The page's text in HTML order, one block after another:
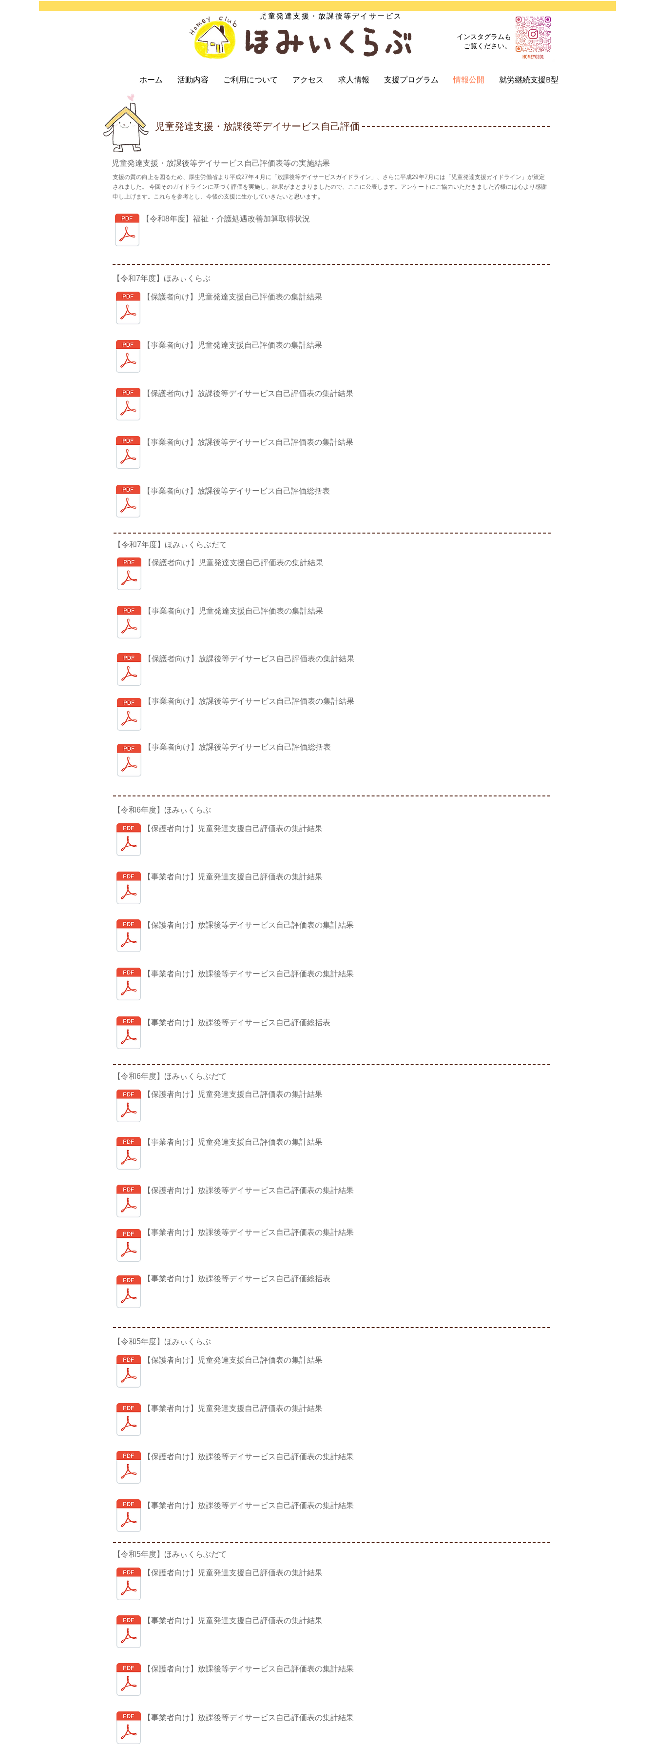
児童発達支援・放課後等デイサービス
インスタグラムも
ご覧ください。
ホーム 活動内容 ご利用について アクセス 求人情報 支援プログラム 情報公開 就労継続支援B型
児童発達支援・放課後等デイサービス自己評価
児童発達支援・放課後等デイサービス自己評価表等の実施結果
支援の質の向上を図るため、厚生労働省より平成27年４月に「放課後等デイサービスガイドライン」、さらに平成29年7月には「児童発達支援ガイドライン」が策定
されました。 今回そのガイドラインに基づく評価を実施し、結果がまとまりましたので、ここに公表します。アンケートにご協力いただきました皆様には心より感謝
申し上げます。これらを参考とし、今後の支援に生かしていきたいと思います 。
【令和8年度】福祉・介護処遇改善加算取得状況
【令和7年度】ほみぃくらぶ
【保護者向け】児童発達支援自己評価表の集計結果
【事業者向け】児童発達支援自己評価表の集計結果
【保護者向け】放課後等デイサービス自己評価表の集計結果
【事業者向け】放課後等デイサービス自己評価表の集計結果
【事業者向け】放課後等デイサービス自己評価総括表
【令和7年度】ほみぃくらぶだて
【保護者向け】児童発達支援自己評価表の集計結果
【事業者向け】児童発達支援自己評価表の集計結果
【保護者向け】放課後等デイサービス自己評価表の集計結果
【事業者向け】放課後等デイサービス自己評価表の集計結果
【事業者向け】放課後等デイサービス自己評価総括表
【令和6年度】ほみぃくらぶ
【保護者向け】児童発達支援自己評価表の集計結果
【事業者向け】児童発達支援自己評価表の集計結果
【保護者向け】放課後等デイサービス自己評価表の集計結果
【事業者向け】放課後等デイサービス自己評価表の集計結果
【事業者向け】放課後等デイサービス自己評価総括表
【令和6年度】ほみぃくらぶだて
【保護者向け】児童発達支援自己評価表の集計結果
【事業者向け】児童発達支援自己評価表の集計結果
【保護者向け】放課後等デイサービス自己評価表の集計結果
【事業者向け】放課後等デイサービス自己評価表の集計結果
【事業者向け】放課後等デイサービス自己評価総括表
【令和5年度】ほみぃくらぶ
【保護者向け】児童発達支援自己評価表の集計結果
【事業者向け】児童発達支援自己評価表の集計結果
【保護者向け】放課後等デイサービス自己評価表の集計結果
【事業者向け】放課後等デイサービス自己評価表の集計結果
【令和5年度】ほみぃくらぶだて
【保護者向け】児童発達支援自己評価表の集計結果
【事業者向け】児童発達支援自己評価表の集計結果
【保護者向け】放課後等デイサービス自己評価表の集計結果
【事業者向け】放課後等デイサービス自己評価表の集計結果